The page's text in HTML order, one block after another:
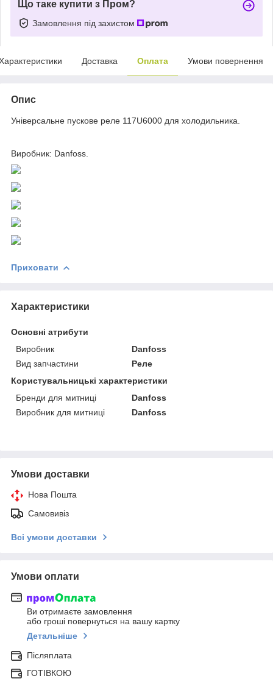
Що таке купити з Пром?
Замовлення під захистом
Доставка Оплата Умови повернення
Опис
Універсальне пускове реле 117U6000 для холодильника.
Виробник: Danfoss.
Приховати
Характеристики
Основні атрибути
Виробник
Danfoss
Вид запчастини
Реле
Користувальницькі характеристики
Бренди для митниці
Danfoss
Виробник для митниці
Danfoss
Умови доставки
Нова Пошта
Самовивіз
Всі умови доставки
Умови оплати
Ви отримаєте замовлення
або гроші повернуться на вашу картку
Детальніше
Післяплата
ГОТІВКОЮ